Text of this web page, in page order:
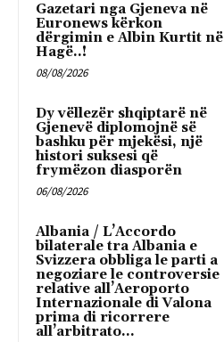
Gazetari nga Gjeneva në
Euronews kërkon
dërgimin e Albin Kurtit në
Hagë..!
08/08/2026
Dy vëllezër shqiptarë në
Gjenevë diplomojnë së
bashku për mjekësi, një
histori suksesi që
frymëzon diasporën
06/08/2026
Albania / L’Accordo
bilaterale tra Albania e
Svizzera obbliga le parti a
negoziare le controversie
relative all’Aeroporto
Internazionale di Valona
prima di ricorrere
all’arbitrato...